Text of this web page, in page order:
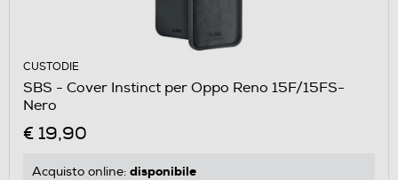
CUSTODIE
SBS - Cover Instinct per Oppo Reno 15F/15FS-
Nero
€ 19,90
Acquisto online: disponibile